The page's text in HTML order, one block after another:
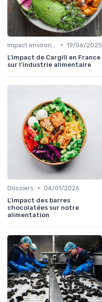
• 19/06/2025
L'impact de Cargill en France
sur l'industrie alimentaire
Dossiers • 04/01/2026
L'impact des barres
chocolatées sur notre
alimentation